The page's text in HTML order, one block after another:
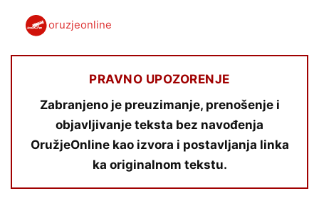
oruzjeonline
PRAVNO UPOZORENJE
Zabranjeno je preuzimanje, prenošenje i
objavljivanje teksta bez navođenja
OružjeOnline kao izvora i postavljanja linka
ka originalnom tekstu.